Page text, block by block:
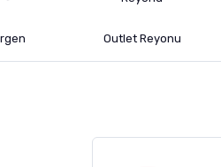
Outlet Reyonu